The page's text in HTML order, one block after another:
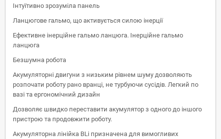
Інтуїтивно зрозуміла панель
Ланцюгове гальмо, що активується силою інерції
Ефективне інерційне гальмо ланцюга. Інерційне гальмо
ланцюга
Безшумна робота
Акумуляторні двигуни з низьким рівнем шуму дозволяють
розпочати роботу рано вранці, не турбуючи сусідів. Легкий по
вазі та ергономічний дизайн
Дозволяє швидко переставити акумулятор з одного до іншого
пристрою та продовжити роботу.
Акумуляторна лінійка BLi призначена для вимогливих